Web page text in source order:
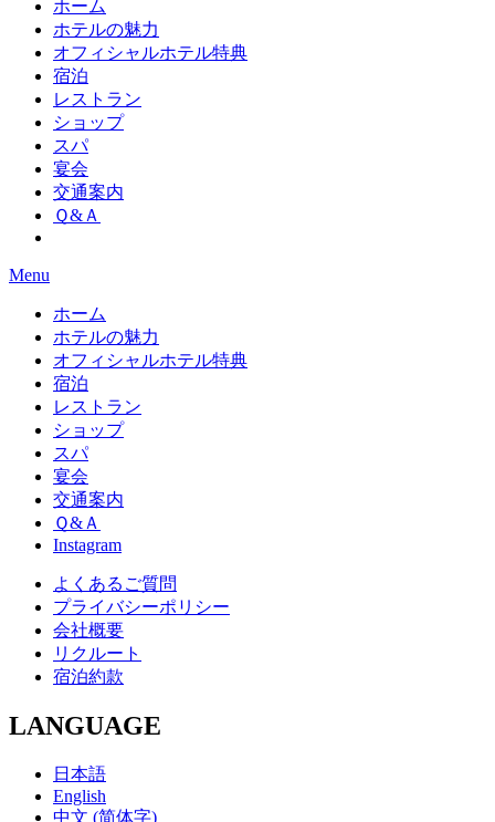
ホーム
ホテルの魅力
オフィシャルホテル特典
宿泊
レストラン
ショップ
スパ
宴会
交通案内
Ｑ&Ａ
Menu
ホーム
ホテルの魅力
オフィシャルホテル特典
宿泊
レストラン
ショップ
スパ
宴会
交通案内
Ｑ&Ａ
Instagram
よくあるご質問
プライバシーポリシー
会社概要
リクルート
宿泊約款
LANGUAGE
日本語
English
中文 (简体字)